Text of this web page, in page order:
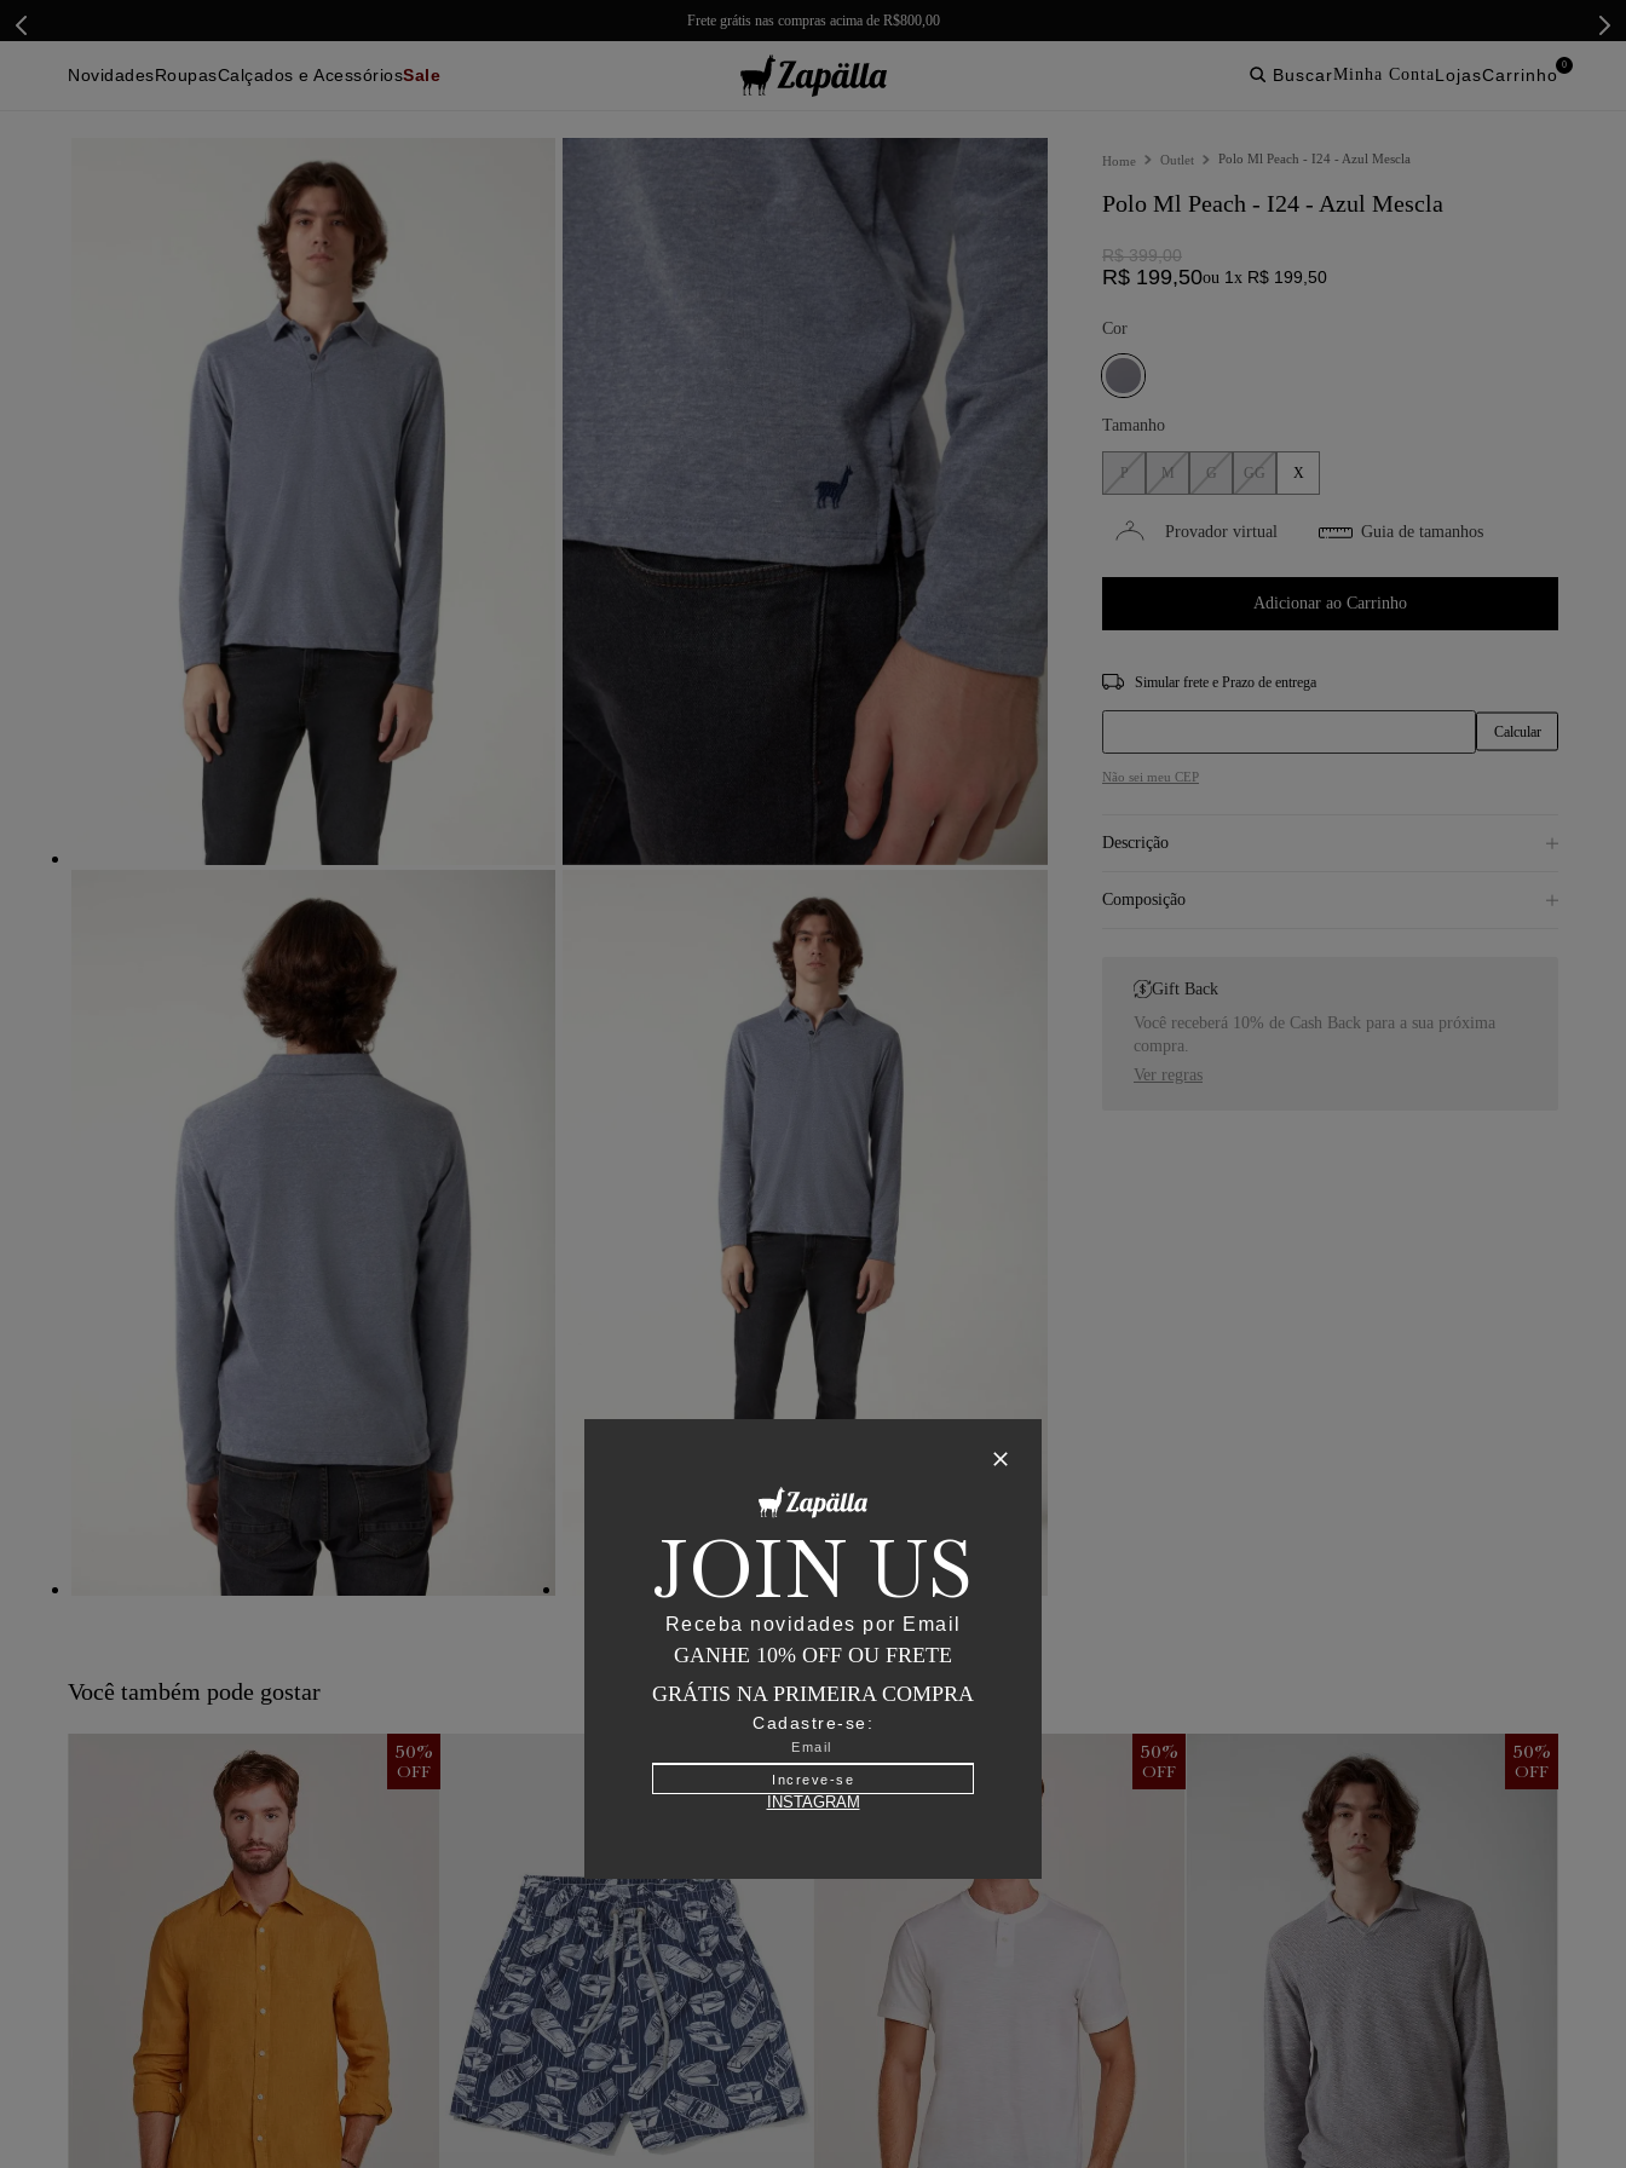
Frete grátis nas compras acima de R$800,00
Novidades Roupas
Malhas e Casacos
Camisetas
Bermudas
Beachwear
Calçados e Acessórios
Acessórios
Ver Tudo
Sale buscar lojas
0
Outlet Polo Ml Peach - I24 - Azul Mescla
Polo Ml Peach - I24 - Azul Mescla
R$ 399,00
R$ 199,50ou 1 x R$ 199 50
Cor
Tamanho
P M G GG X
Provador virtual Guia de tamanhos
Adicionar ao Carrinho
CEP
Não sei meu CEP
Descrição
Composição
Gift Back
Você receberá 10% de Cash Back para a sua próxima
compra.
Ver regras
Você também pode gostar
50%
OFF
%
OFF
50%
OFF
50%
OFF
JOIN US
Receba novidades por Email
GANHE 10% OFF OU FRETE
GRÁTIS NA PRIMEIRA COMPRA
Cadastre-se:
Increve-se
INSTAGRAM